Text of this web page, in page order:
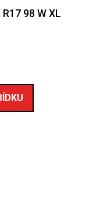
98 W XL